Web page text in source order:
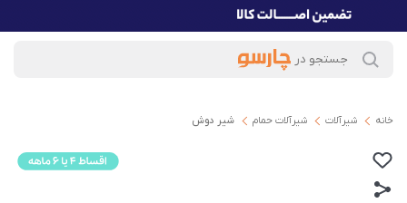
خانه شیرآلات شیرآلات حمام شیر دوش